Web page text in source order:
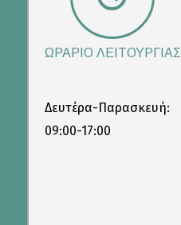
ΩΡΑΡΙΟ ΛΕΙΤΟΥΡΓΙΑΣ
Δευτέρα-Παρασκευή:
09:00-17:00